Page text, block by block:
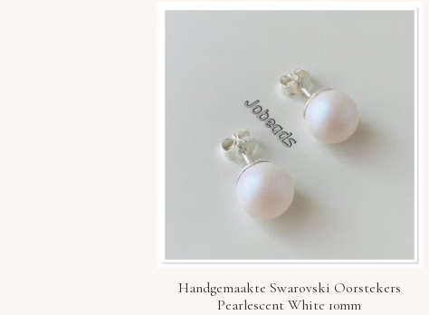
Handgemaakte Swarovski Oorstekers
Pearlescent White 10mm